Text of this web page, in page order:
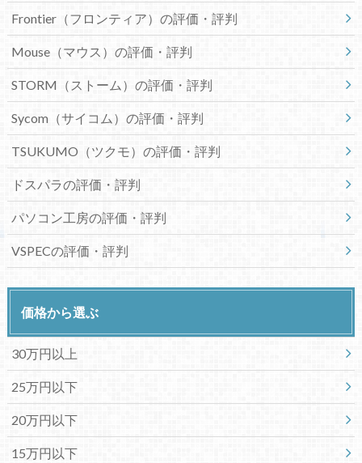
Frontier（フロンティア）の評価・評判
Mouse（マウス）の評価・評判
STORM（ストーム）の評価・評判
Sycom（サイコム）の評価・評判
TSUKUMO（ツクモ）の評価・評判
ドスパラの評価・評判
パソコン工房の評価・評判
VSPECの評価・評判
価格から選ぶ
30万円以上
25万円以下
20万円以下
15万円以下